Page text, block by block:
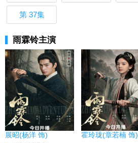
第 37集
雨霖铃主演
展昭(杨洋 饰) 霍玲珑(章若楠 饰)